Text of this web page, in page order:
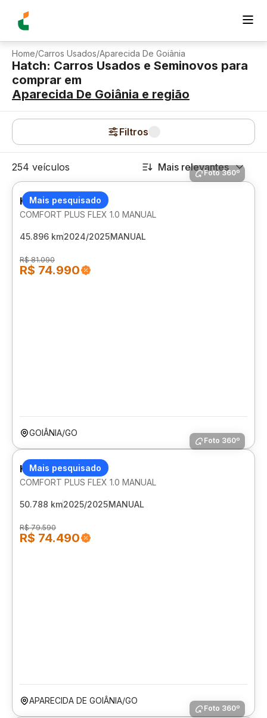
Home/Carros Usados/Aparecida De Goiânia
Hatch: Carros Usados e Seminovos para
comprar em
Aparecida De Goiânia e região
Filtros
254 veículos Mais relevantes
Mais pesquisado
Foto 360º
HYUNDAI HB20
COMFORT PLUS FLEX 1.0 MANUAL
45.896 km2024/2025MANUAL
R$ 81.090
R$ 74.990
GOIÂNIA/GO
Mais pesquisado
Foto 360º
HYUNDAI HB20
COMFORT PLUS FLEX 1.0 MANUAL
50.788 km2025/2025MANUAL
R$ 79.590
R$ 74.490
APARECIDA DE GOIÂNIA/GO
Foto 360º